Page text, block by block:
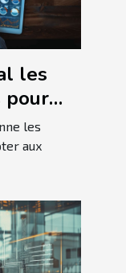
les
pour
les
aux